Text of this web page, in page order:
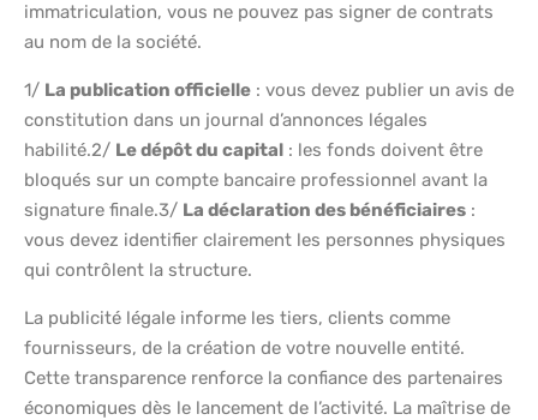
immatriculation, vous ne pouvez pas signer de contrats
au nom de la société.
1/ La publication officielle : vous devez publier un avis de
constitution dans un journal d’annonces légales
habilité.2/ Le dépôt du capital : les fonds doivent être
bloqués sur un compte bancaire professionnel avant la
signature finale.3/ La déclaration des bénéficiaires :
vous devez identifier clairement les personnes physiques
qui contrôlent la structure.
La publicité légale informe les tiers, clients comme
fournisseurs, de la création de votre nouvelle entité.
Cette transparence renforce la confiance des partenaires
économiques dès le lancement de l’activité. La maîtrise de